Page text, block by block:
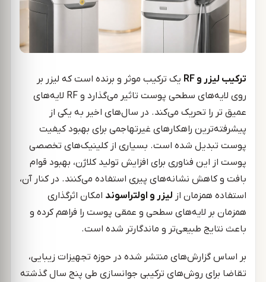
ترکیب لیزر و RF یک ترکیب موثر و برنده است که لیزر بر
روی لایه‌های سطحی پوست تاثیر می‌گذارد و RF لایه‌های
عمیق تر را تحریک می‌کند. در سال‌های اخیر به یکی از
پیشرفته‌ترین راهکارهای غیرتهاجمی برای بهبود کیفیت
پوست تبدیل شده است. بسیاری از کلینیک‌های تخصصی
پوست از این فناوری برای افزایش تولید کلاژن، بهبود قوام
بافت و کاهش نشانه‌های پیری استفاده می‌کنند. در کنار آن،
استفاده همزمان از لیزر و اولتراسوند امکان اثرگذاری
همزمان بر لایه‌های سطحی و عمقی پوست را فراهم کرده و
باعث نتایج طبیعی‌تر و ماندگارتر شده است.
بر اساس گزارش‌های منتشر شده در حوزه تجهیزات زیبایی،
تقاضا برای روش‌های ترکیبی جوانسازی طی پنج سال گذشته